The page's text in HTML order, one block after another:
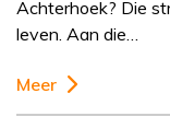
Achterhoek? Die
leven. Aan die…
Meer